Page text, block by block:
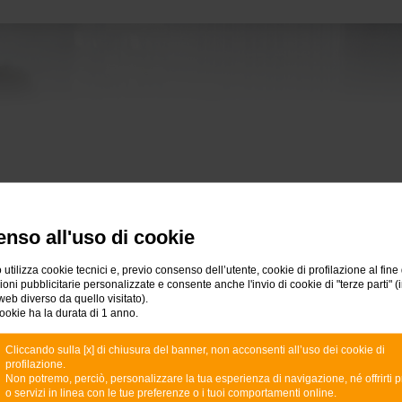
all'uso di cookie
utilizza cookie tecnici e, previo consenso dell’utente, cookie di profilazione al fine
pubblicitarie personalizzate e consente anche l'invio di cookie di "terze parti"
diverso da quello visitato).
ha la durata di 1 anno.
Cliccando sulla [x] di chiusura del banner, non acconsenti all’uso dei cookie di
profilazione.
Non potremo, perciò, personalizzare la tua esperienza di navigazione, né offrirti
o servizi in linea con le tue preferenze o i tuoi comportamenti online.
fa parte di un gruppo
Gruppi Aziendalitutte le aziende del gruppo,
i dipendenti del tuo gruppo aziendale le
i benefici economici, amministrativi e organizzativi